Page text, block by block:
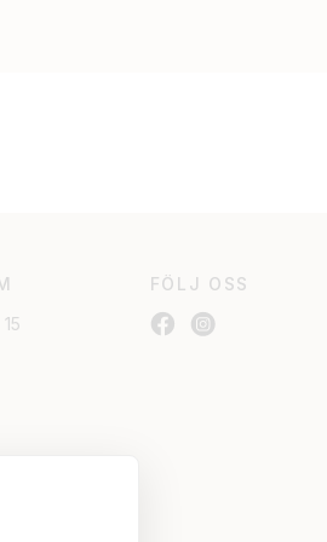
FÖLJ OSS